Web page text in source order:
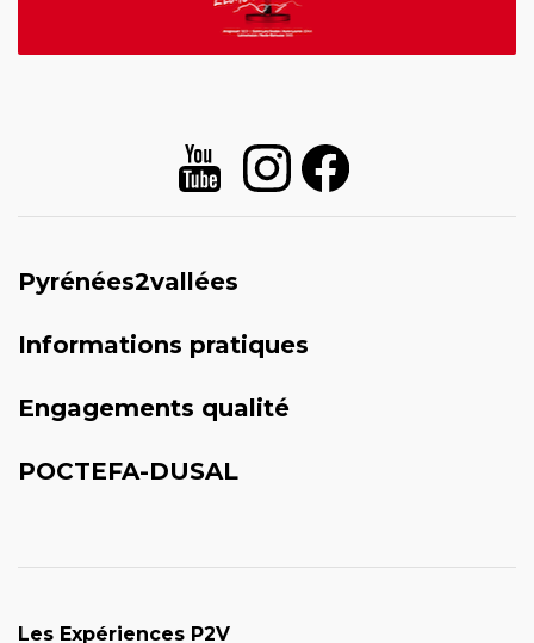
Pyrénées2vallées
Informations pratiques
Engagements qualité
POCTEFA-DUSAL
Les Expériences P2V